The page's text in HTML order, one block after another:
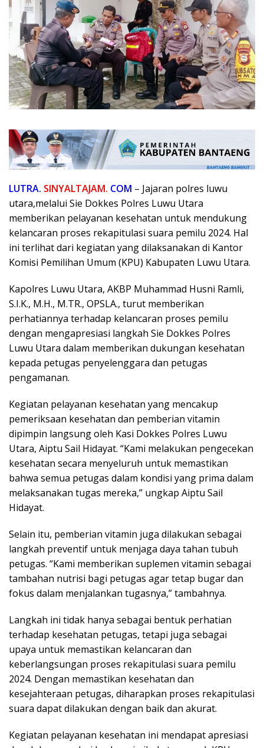
LUTRA. SINYALTAJAM. COM – Jajaran polres luwu
utara,melalui Sie Dokkes Polres Luwu Utara
memberikan pelayanan kesehatan untuk mendukung
kelancaran proses rekapitulasi suara pemilu 2024. Hal
ini terlihat dari kegiatan yang dilaksanakan di Kantor
Komisi Pemilihan Umum (KPU) Kabupaten Luwu Utara.
Kapolres Luwu Utara, AKBP Muhammad Husni Ramli,
S.I.K., M.H., M.TR., OPSLA., turut memberikan
perhatiannya terhadap kelancaran proses pemilu
dengan mengapresiasi langkah Sie Dokkes Polres
Luwu Utara dalam memberikan dukungan kesehatan
kepada petugas penyelenggara dan petugas
pengamanan.
Kegiatan pelayanan kesehatan yang mencakup
pemeriksaan kesehatan dan pemberian vitamin
dipimpin langsung oleh Kasi Dokkes Polres Luwu
Utara, Aiptu Sail Hidayat. “Kami melakukan pengecekan
kesehatan secara menyeluruh untuk memastikan
bahwa semua petugas dalam kondisi yang prima dalam
melaksanakan tugas mereka,” ungkap Aiptu Sail
Hidayat.
Selain itu, pemberian vitamin juga dilakukan sebagai
langkah preventif untuk menjaga daya tahan tubuh
petugas. “Kami memberikan suplemen vitamin sebagai
tambahan nutrisi bagi petugas agar tetap bugar dan
fokus dalam menjalankan tugasnya,” tambahnya.
Langkah ini tidak hanya sebagai bentuk perhatian
terhadap kesehatan petugas, tetapi juga sebagai
upaya untuk memastikan kelancaran dan
keberlangsungan proses rekapitulasi suara pemilu
2024. Dengan memastikan kesehatan dan
kesejahteraan petugas, diharapkan proses rekapitulasi
suara dapat dilakukan dengan baik dan akurat.
Kegiatan pelayanan kesehatan ini mendapat apresiasi